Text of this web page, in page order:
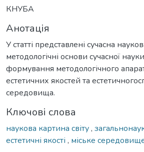
КНУБА
Анотація
У статті представлені сучасна
методологічні основи сучасної
формування методологічного
естетичних якостей та
середовища.
Ключові слова
наукова картина світу,
естетичні якості , міське